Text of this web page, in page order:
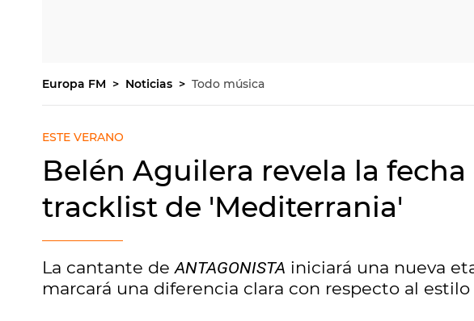
Europa FM Noticias Todo música
ESTE VERANO
Belén Aguilera revela la
tracklist de 'Mediterrania'
La cantante deANTAGONISTA iniciará una nueva
marcará una diferencia clara con respecto al